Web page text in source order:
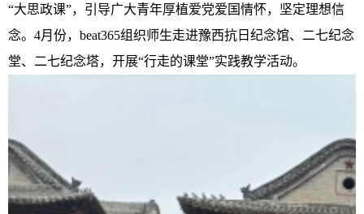
“大思政课”，引导广大青年厚植爱党爱国情怀，坚定理想信
念。 4月份，beat365组织师生走进豫西抗日纪念馆、二七纪念
堂、二七纪念塔，开展“行走的课堂”实践教学活动。